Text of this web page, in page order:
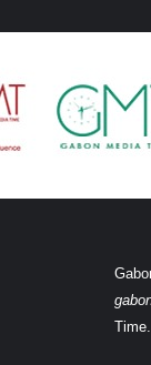
Time.